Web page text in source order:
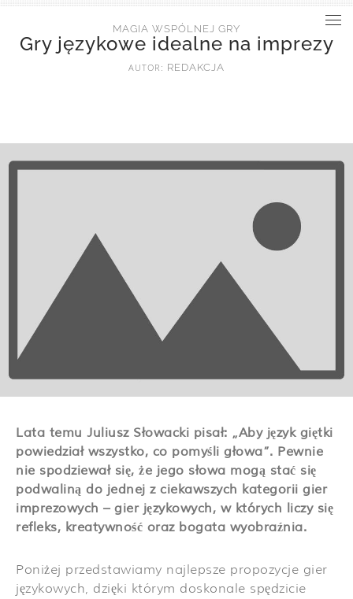
MAGIA WSPÓLNEJ GRY
Gry językowe idealne na imprezy
AUTOR: REDAKCJA
Lata temu Juliusz Słowacki pisał: „Aby język giętki
powiedział wszystko, co pomyśli głowa”. Pewnie
nie spodziewał się, że jego słowa mogą stać się
podwaliną do jednej z ciekawszych kategorii gier
imprezowych – gier językowych, w których liczy się
refleks, kreatywność oraz bogata wyobraźnia.
Poniżej przedstawiamy najlepsze propozycje gier
językowych, dzięki którym doskonale spędzicie